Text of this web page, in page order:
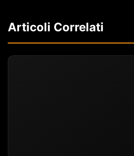
Articoli Correlati